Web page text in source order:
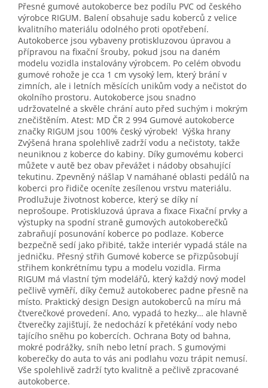
Přesné gumové autokoberce bez podílu PVC od českého
výrobce RIGUM. Balení obsahuje sadu koberců z velice
kvalitního materiálu odolného proti opotřebení.
Autokoberce jsou vybaveny protiskluzovou úpravou a
přípravou na fixační šrouby, pokud jsou na daném
modelu vozidla instalovány výrobcem. Po celém obvodu
gumové rohože je cca 1 cm vysoký lem, který brání v
zimních, ale i letních měsících unikům vody a nečistot do
okolního prostoru. Autokoberce jsou snadno
udržovatelné a skvěle chrání auto před suchým i mokrým
znečištěním. Atest: MD ČR 2 994 Gumové autokoberce
značky RIGUM jsou 100% český výrobek! Výška hrany
Zvýšená hrana spolehlivě zadrží vodu a nečistoty, takže
neuniknou z koberce do kabiny. Díky gumovému koberci
můžete v autě bez obav převážet i nádoby obsahující
tekutinu. Zpevněný nášlap V namáhané oblasti pedálů na
koberci pro řidiče oceníte zesílenou vrstvu materiálu.
Prodlužuje životnost koberce, který se díky ní
neprošoupe. Protiskluzová úprava a fixace Fixační prvky a
výstupky na spodní straně gumových autokoberečků
zabraňují posunování koberce po podlaze. Koberce
bezpečně sedí jako přibité, takže interiér vypadá stále na
jedničku. Přesný střih Gumové koberce se přizpůsobují
střihem konkrétnímu typu a modelu vozidla. Firma
RIGUM má vlastní tým modelářů, který každý nový model
pečlivě vyměří, díky čemuž autokoberec padne přesně na
místo. Praktický design Design autokoberců na míru má
čtverečkové provedení. Ano, vypadá to hezky… ale hlavně
čtverečky zajišťují, že nedochází k přetékání vody nebo
tajícího sněhu po kobercích. Ochrana Boty od bahna,
mokré podrážky, sníh nebo letní prach. S gumovými
koberečky do auta to vás ani podlahu vozu trápit nemusí.
Vše spolehlivě zadrží tyto kvalitně a pečlivě zpracované
autokoberce.